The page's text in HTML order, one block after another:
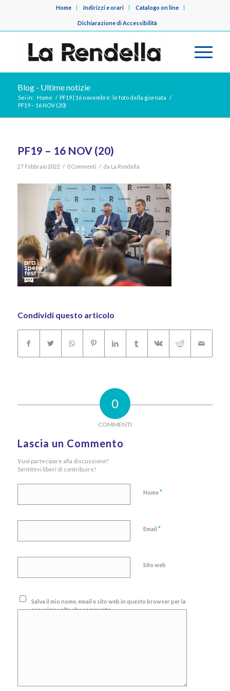
Home Indirizzi e orari Catalogo on line
Dichiarazione di Accessibilità
Blog - Ultime notizie
Sei in: Home / PF19 | 16 novembre: le foto della giornata /
PF19 – 16 NOV (20)
PF19 – 16 NOV (20)
27 Febbraio 2022 / 0 Commenti / da La Rendella
Condividi questo articolo
0
COMMENTI
Lascia un Commento
Vuoi partecipare alla discussione?
Sentitevi liberi di contribuire!
Nome*
Email *
Sito web
Salva il mio nome, email e sito web in questo browser per la
prossima volta che commento.